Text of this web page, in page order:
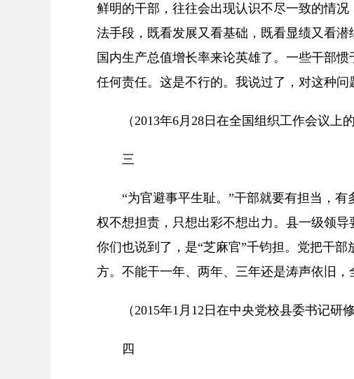
鲜明的干部，往往会出现认识不尽一致的情
法手段，既看发展又看基础，既看显绩又看
国内生产总值增长率来论英雄了。一些干部
任何责任。这是不行的。我说过了，对这种问
（2013年6月28日在全国组织工作会议上的
三
“为官避事平生耻。”干部就要有担当，
权不想担责，只想出彩不想出力。县一级领
你们也说到了，是“芝麻官”千钧担。党把干
方。不能干一年、两年、三年还是涛声依旧
（2015年1月12日在中央党校县委书记研
四